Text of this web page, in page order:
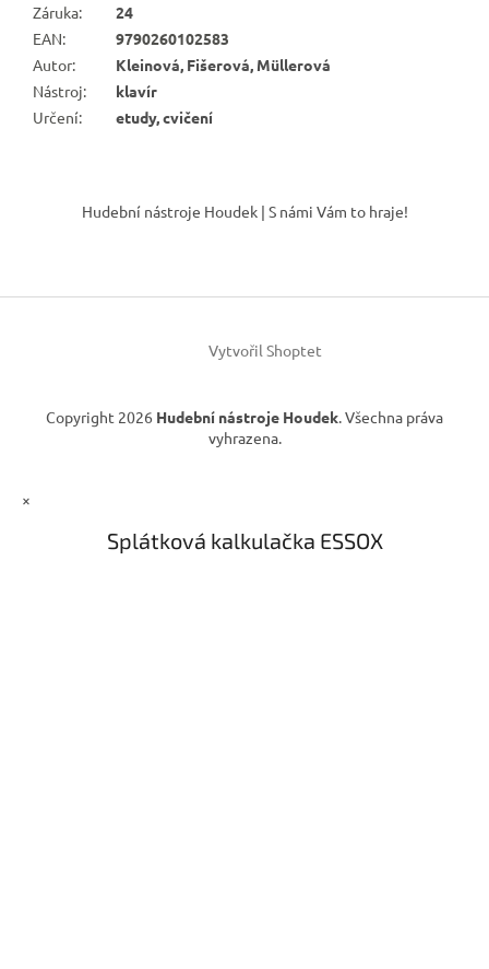
Záruka:
24
EAN:
9790260102583
Autor:
Kleinová, Fišerová, Müllerová
Nástroj:
klavír
Určení: etudy, cvičení
í
Hudební nástroje Houdek | S námi Vám to hraje!
Vytvořil Shoptet
Copyright 2026 Hudební nástroje Houdek. Všechna práva
vyhrazena.
×
Splátková kalkulačka ESSOX